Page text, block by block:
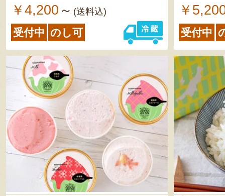
￥4,200 ～ (送料込)
受付中 のし可
￥
受付中